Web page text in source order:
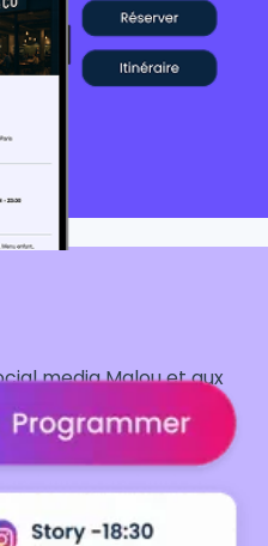
media Malou et aux